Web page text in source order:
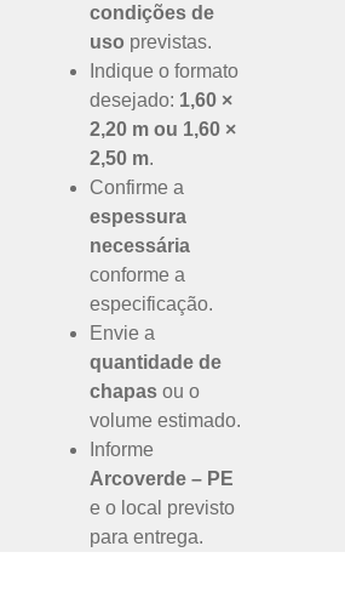
condições de
uso previstas.
Indique o formato
desejado: 1,60 ×
2,20 m ou 1,60 ×
2,50 m.
Confirme a
espessura
necessária
conforme a
especificação.
Envie a
quantidade de
chapas ou o
volume estimado.
Informe
Arcoverde – PE
e o local previsto
para entrega.